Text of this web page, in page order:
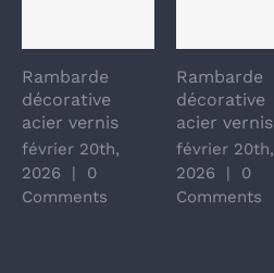
Rambarde
décorative
acier vernis
février 20th,
2026
0
Comments
Rambarde
décorative
acier vernis
février 20th,
2026
0
Comments